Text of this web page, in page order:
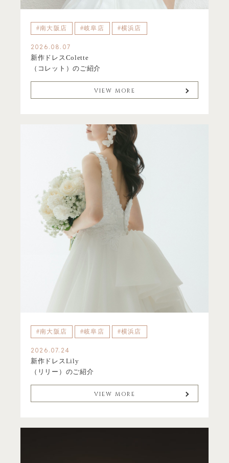
#南大阪店 #岐阜店 #横浜店
2026.08.07
新作ドレスColette
（コレット）のご紹介
VIEW MORE
#南大阪店 #岐阜店 #横浜店
2026.07.24
新作ドレスLily
（リリー）のご紹介
VIEW MORE